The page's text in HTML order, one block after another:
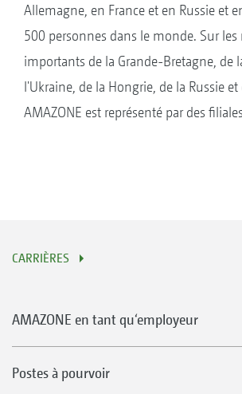
Allemagne, en France et en Russie et
500 personnes dans le monde. Sur les
importants de la Grande-Bretagne, de
l'Ukraine, de la Hongrie, de la Russie et
AMAZONE est représenté par des
CARRIÈRES
AMAZONE en tant qu‘employeur
Postes à pourvoir